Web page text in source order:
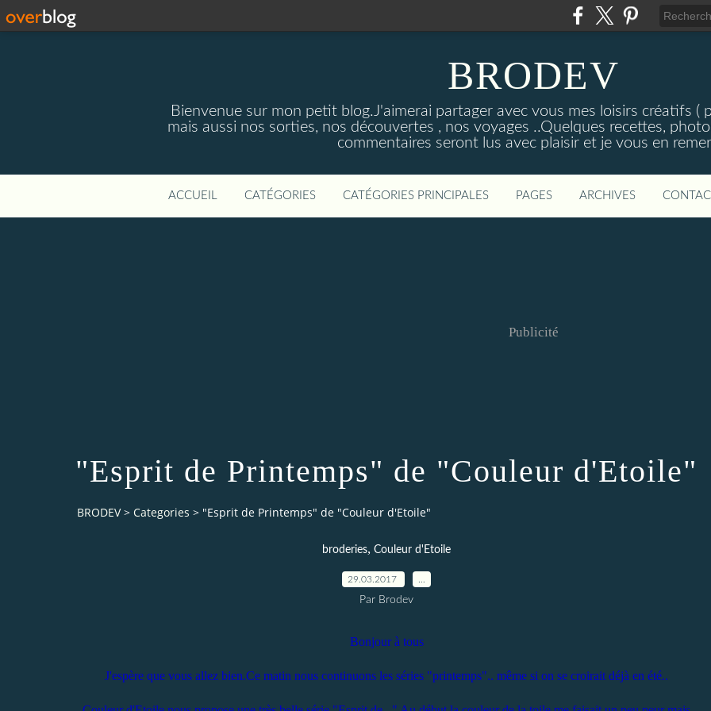
BRODEV
Bienvenue sur mon petit blog.J'aimerai partager avec vous mes loisirs créatifs (
mais aussi nos sorties, nos découvertes , nos voyages ..Quelques recettes,
commentaires seront lus avec plaisir et je vous en
ACCUEIL CATÉGORIES CATÉGORIES PRINCIPALES PAGES ARCHIVES
Publicité
"Esprit de Printemps" de "Couleur d'Etoile"
BRODEV > Categories > "Esprit de Printemps" de "Couleur d'Etoile"
broderies, Couleur d'Etoile
29.03.2017
Par Brodev
Bonjour à tous
J'espère que vous allez bien.Ce matin nous continuons les séries "printemps".. même si on se croirait déjà en été..